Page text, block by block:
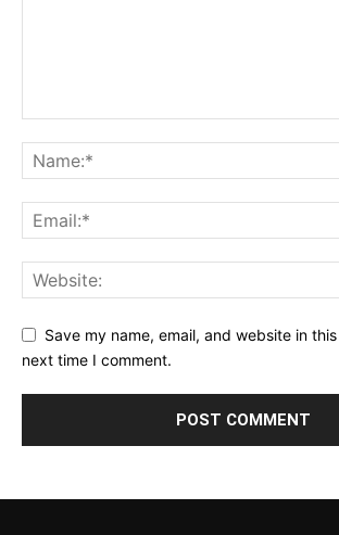
Save my name, email, and website in
next time I comment.